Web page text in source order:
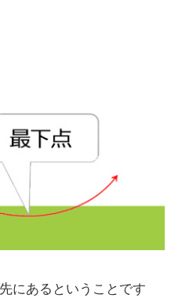
にあるということです